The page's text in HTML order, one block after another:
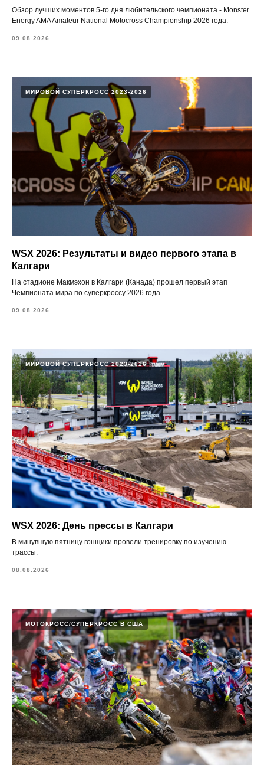
Обзор лучших моментов 5-го дня любительского чемпионата - Monster
Energy AMA Amateur National Motocross Championship 2026 года.
09.08.2026
МИРОВОЙ СУПЕРКРОСС 2023-2026
WSX 2026: Результаты и видео первого этапа в
Калгари
На стадионе Макмэхон в Калгари (Канада) прошел первый этап
Чемпионата мира по суперкроссу 2026 года.
09.08.2026
МИРОВОЙ СУПЕРКРОСС 2023-2026
WSX 2026: День прессы в Калгари
В минувшую пятницу гонщики провели тренировку по изучению
трассы.
08.08.2026
МОТОКРОСС/СУПЕРКРОСС В США